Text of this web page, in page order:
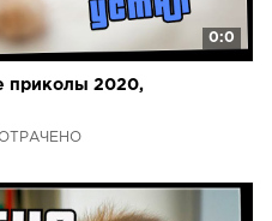
0:0
приколы 2020,